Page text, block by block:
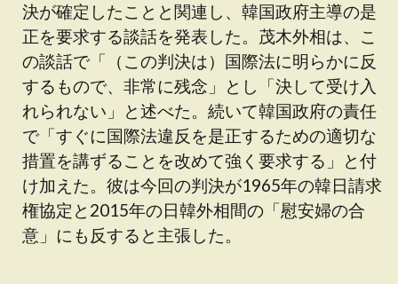
決が確定したことと関連し、韓国政府主導の是
正を要求する談話を発表した。茂木外相は、こ
の談話で「（この判決は）国際法に明らかに反
するもので、非常に残念」とし「決して受け入
れられない」と述べた。続いて韓国政府の責任
で「すぐに国際法違反を是正するための適切な
措置を講ずることを改めて強く要求する」と付
け加えた。彼は今回の判決が1965年の韓日請求
権協定と2015年の日韓外相間の「慰安婦の合
意」にも反すると主張した。